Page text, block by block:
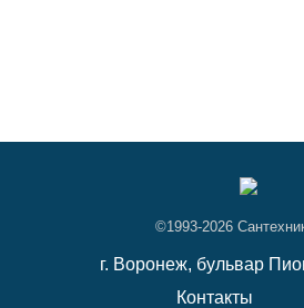
©1993-2026
г. Воронеж, бульвар
Контакты